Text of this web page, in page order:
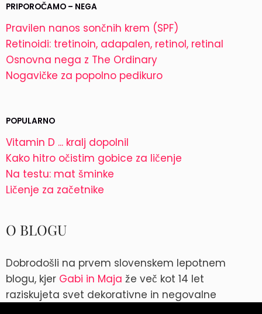
PRIPOROČAMO – NEGA
Pravilen nanos sončnih krem (SPF)
Retinoidi: tretinoin, adapalen, retinol, retinal
Osnovna nega z The Ordinary
Nogavičke za popolno pedikuro
POPULARNO
Vitamin D ... kralj dopolnil
Kako hitro očistim gobice za ličenje
Na testu: mat šminke
Ličenje za začetnike
O BLOGU
Dobrodošli na prvem slovenskem lepotnem
blogu, kjer Gabi in Maja že več kot 14 let
raziskujeta svet dekorativne in negovalne